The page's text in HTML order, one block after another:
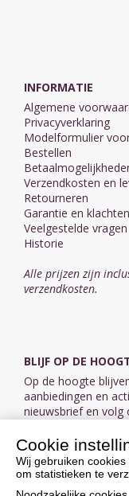
INFORMATIE
Algemene
Privacyverklaring
Modelformulier
Bestellen
Verzendkosten en
Retourneren
Garantie en klachten
Veelgestelde vragen
Historie
Alle prijzen zijn
verzendkosten.
BLIJF OP DE
Op de hoogte
aanbiedingen en
nieuwsbrief en volg
VOLG ONS OP
Cookie
Wij gebruiken
om statistieken te